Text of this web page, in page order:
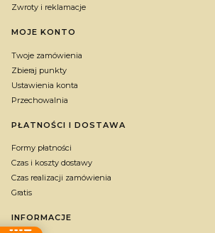
Zwroty i reklamacje
MOJE KONTO
Twoje zamówienia
Zbieraj punkty
Ustawienia konta
Przechowalnia
PŁATNOŚCI I DOSTAWA
Formy płatności
Czas i koszty dostawy
Czas realizacji zamówienia
Gratis
INFORMACJE